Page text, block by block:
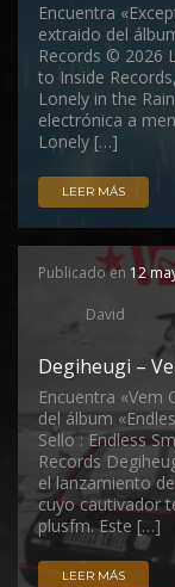
Encuentra
extraido del
Records © 2026
to Inside
Lonely in the
electrónica a
Lonely […]
LEER MÁS
Publicado en 12
David
Degiheugi –
Encuentra «Vem
del álbum
Sello : Endless
Records
el lanzamiento
cuyo cautivador
plusfm. Este […]
LEER MÁS